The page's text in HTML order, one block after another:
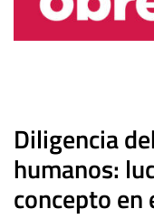
Diligencia
humanos:
concepto en